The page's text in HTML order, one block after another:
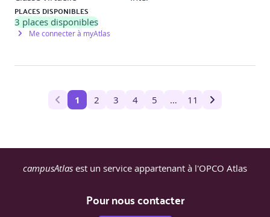
PLACES DISPONIBLES
3 places disponibles
Me connecter à myAtlas
1 2 3 4 5 … 11
campusAtlas est un service appartenant à l'OPCO Atlas
Pour nous contacter